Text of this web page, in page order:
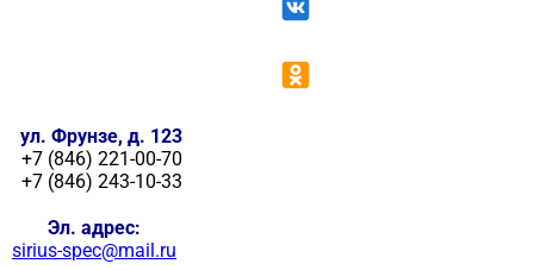
ул. Фрунзе, д. 123
+7 (846) 221-00-70
+7 (846) 243-10-33
Эл. адрес:
sirius-spec@mail.ru